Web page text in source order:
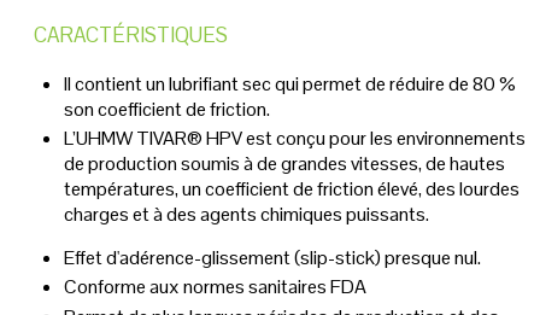
CARACTÉRISTIQUES
Il contient un lubrifiant sec qui permet de réduire de 80 %
son coefficient de friction.
L’UHMW TIVAR® HPV est conçu pour les environnements
de production soumis à de grandes vitesses, de hautes
températures, un coefficient de friction élevé, des lourdes
charges et à des agents chimiques puissants.
Effet d'adérence-glissement (slip-stick) presque nul.
Conforme aux normes sanitaires FDA